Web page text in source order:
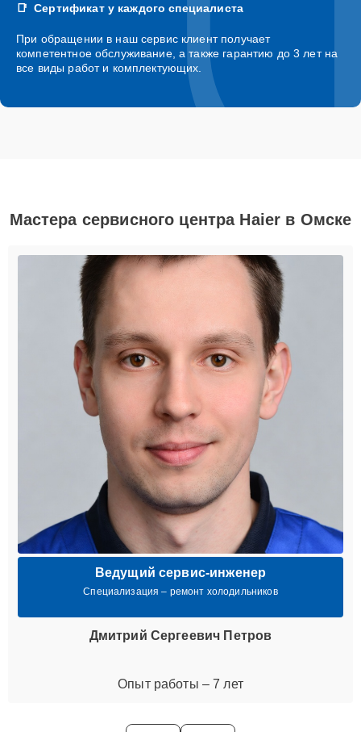
Сертификат у каждого специалиста
При обращении в наш сервис клиент получает
компетентное обслуживание, а также гарантию до 3 лет на
все виды работ и комплектующих.
Мастера сервисного центра Haier в Омске
Ведущий сервис-инженер
Специализация – ремонт холодильников
Дмитрий Сергеевич Петров
Опыт работы – 7 лет